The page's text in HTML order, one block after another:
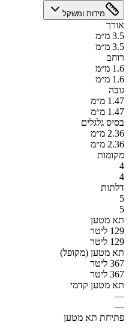
מידות ומשקל
אורך
3.5 מ״מ
3.5 מ״מ
רוחב
1.6 מ״מ
1.6 מ״מ
גובה
1.47 מ״מ
1.47 מ״מ
בסיס גלגלים
2.36 מ״מ
2.36 מ״מ
מקומות
4
4
דלתות
5
5
תא מטען
129 ליטר
129 ליטר
תא מטען (מקופל)
367 ליטר
367 ליטר
תא מטען קדמי
—
—
פתיחת תא מטען